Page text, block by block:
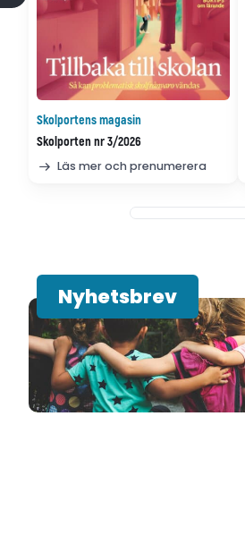
Skolportens magasin
Skolporten nr 3/2026
Läs mer och prenumerera
Nyhetsbrev